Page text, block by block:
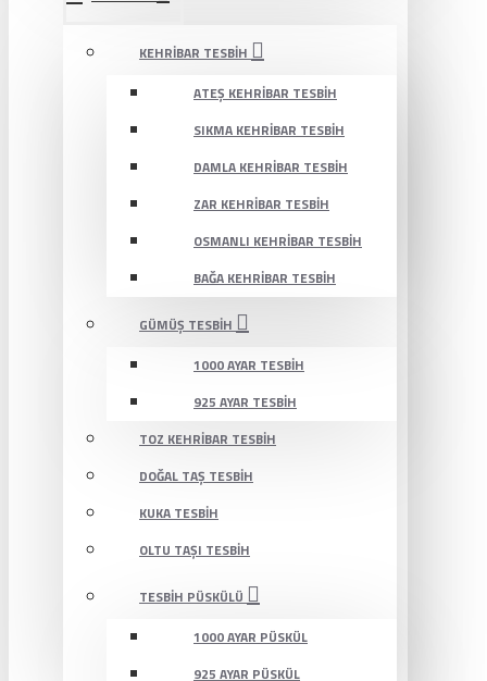
KEHRIBAR TESBIH
ATEŞ KEHRIBAR TESBIH
SIKMA KEHRIBAR TESBIH
DAMLA KEHRIBAR TESBIH
ZAR KEHRIBAR TESBIH
OSMANLI KEHRIBAR TESBIH
BAĞA KEHRIBAR TESBIH
GÜMÜŞ TESBIH
1000 AYAR TESBIH
925 AYAR TESBIH
TOZ KEHRIBAR TESBIH
DOĞAL TAŞ TESBIH
KUKA TESBIH
OLTU TAŞI TESBIH
TESBIH PÜSKÜLÜ
1000 AYAR PÜSKÜL
925 AYAR PÜSKÜL